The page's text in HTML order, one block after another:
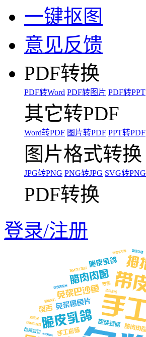
一键抠图
意见反馈
PDF转换
PDF转Word PDF转图片 PDF转PPT
其它转PDF
Word转PDF 图片转PDF PPT转PDF
图片格式转换
JPG转PNG PNG转JPG SVG转PNG
PDF转换
登录/注册